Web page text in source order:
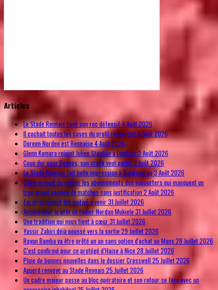
© Free Joomla! 3 Modules
Articles
Le Stade Rennais tient son roc défensif4 Août 2026
Il cochait toutes les cases du profil recherché 4 Août 2026
Doreen Norden est Rennaise 4 Août 2026
Glenn Kamara rejoint Julien Stéphan à Londres 3 Août 2026
Coup dur pour Rennes, son crack veut partir3 Août 2026
Le Stade Rennais fait belle impression à Galatasaray3 Août 2026
Côme prévoit de retirer les abonnements des supporters qui manquent un
trop grand nombre de matches sans justification2 Août 2026
J'ai directement été motivé à venir31 Juillet 2026
Accord pour le prêt de l'ailier Nordan Mukiele 31 Juillet 2026
Une tradition qui nous tient à cœur31 Juillet 2026
Yassir Zabiri déjà poussé vers la sortie29 Juillet 2026
Rayan Bamba va être prêté un an sans option d'achat au Mans 28 Juillet 2026
C’est confirmé pour ce protégé d’Haise à Nice 28 Juillet 2026
Pluie de bonnes nouvelles dans le dossier Cresswell25 Juillet 2026
Aguerd renvoyé au Stade Rennais 25 Juillet 2026
Un cadre majeur passe au bloc opératoire et son retour se fera avec un